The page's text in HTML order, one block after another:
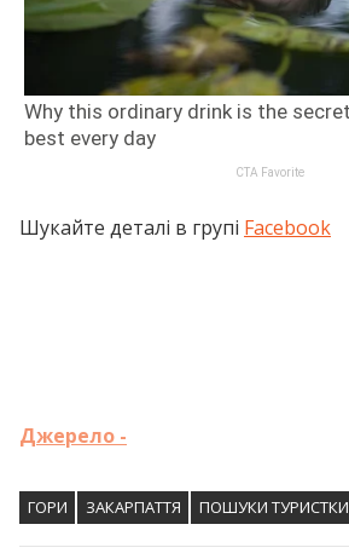
Шукайте деталі в групі Facebook
Джерело -
ГОРИ ЗАКАРПАТТЯ ПОШУКИ ТУРИСТКИ